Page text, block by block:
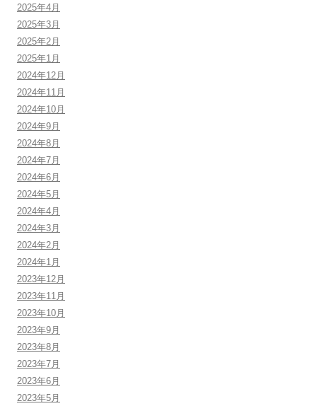
2025年4月
2025年3月
2025年2月
2025年1月
2024年12月
2024年11月
2024年10月
2024年9月
2024年8月
2024年7月
2024年6月
2024年5月
2024年4月
2024年3月
2024年2月
2024年1月
2023年12月
2023年11月
2023年10月
2023年9月
2023年8月
2023年7月
2023年6月
2023年5月